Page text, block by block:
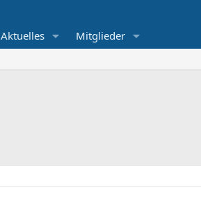
Aktuelles Mitglieder